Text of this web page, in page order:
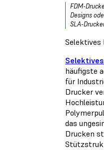
FDM-
Designs
SLA-
Selektives
häufigste
für
Drucker
das
Drucken